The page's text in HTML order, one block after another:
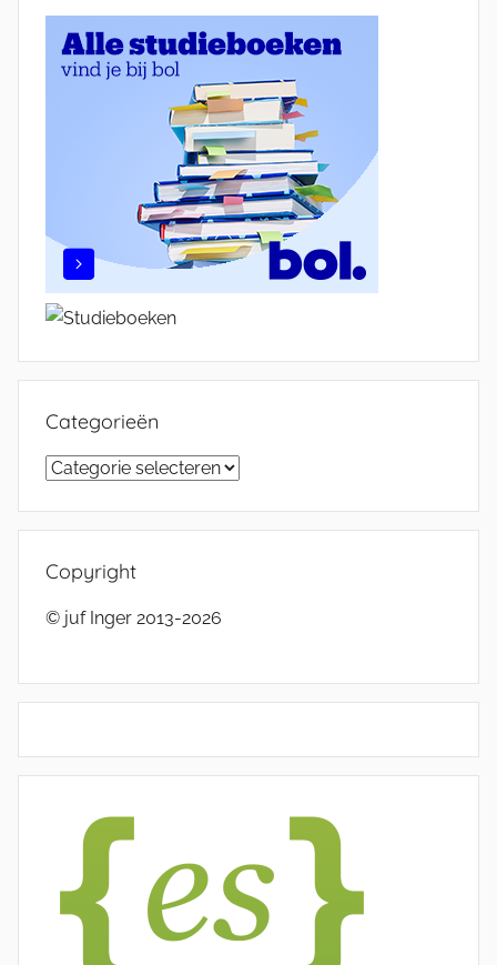
Categorieën
Categorieën
Copyright
© juf Inger 2013-2026